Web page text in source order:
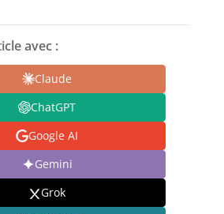
avec :
Claude
ChatGPT
Google AI
Gemini
Grok